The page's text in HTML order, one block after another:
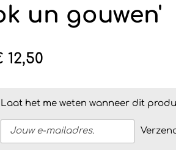
un gouwen'
12,50
Laat het me weten wanneer dit